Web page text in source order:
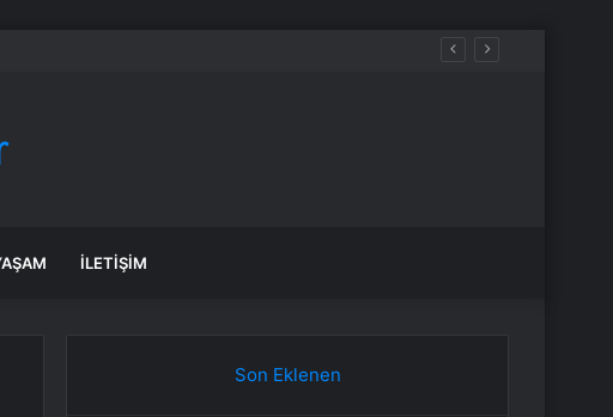
mi? Emekliye ÖTV’siz araç şartları neler?
İLETIŞIM
Son Eklenen